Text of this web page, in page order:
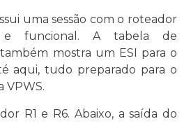
uma sessão com o roteador
e funcional. A tabela de
mostra um ESI para o
aqui, tudo preparado para o
VPWS.
R1 e R6. Abaixo, a saída do